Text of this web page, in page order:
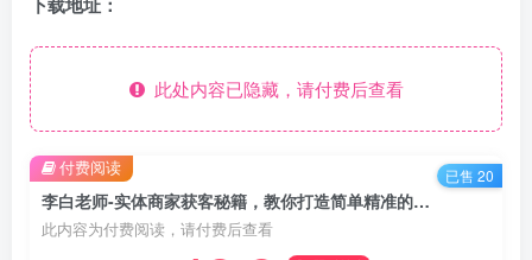
此处内容已隐藏，请付费后查看
李白老师-实体商家获客秘籍，教你打造简单精准的获客策略！
此内容为付费阅读，请付费后查看
付费阅读 已售 20